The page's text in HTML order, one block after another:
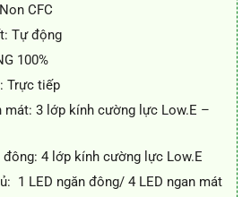
CFC
Tự động
100%
Trực tiếp
mát: 3 lớp kính cường lực Low.E –
4 lớp kính cường lực Low.E
1 LED ngăn đông/ 4 LED ngan mát